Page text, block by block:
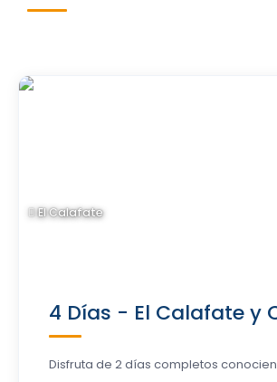
El Calafate
4 Días - El Calafate y
Disfruta de 2 días completos